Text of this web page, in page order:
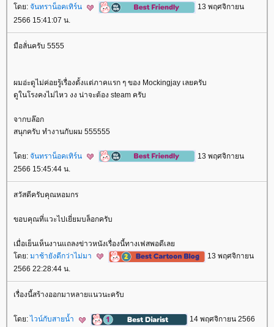
ดย: จันทราน็อคเทิร์น
13 พฤศจิกายน
2566 15:41:07 น.
มือลั่นครับ 5555
ผมอ่ะดูไม่ค่อยรู้เรื่องตั้งแต่ภาคแรก ๆ ของ Mockingjay เลยครับ
ดูในโรงคงไม่ไหว งง น่าจะต้อง steam ครับ
จากบล๊อก
สนุกครับ ทำงานกับผม 555555
ดย: จันทราน็อคเทิร์น
13 พฤศจิกายน
2566 15:45:44 น.
สวัสดีครับคุณหอมกร
ขอบคุณที่แวะไปเยี่ยมบล็อกครับ
เมื่อเย็นเห็นงานแถลงข่าวหนังเรื่องนี้ทางเฟสพอดีเล
ดย: มาช้ายังดีกว่าไม่มา
13 พฤศจิกายน
2566 22:28:44 น.
เรื่องนี้สร้างออกมาหลายแนวนะครับ
ดย: ไวน์กับสายน้ำ
14 พฤศจิกายน 2566